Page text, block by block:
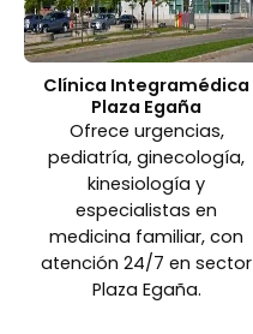
Clínica Integramédica
Plaza Egaña
Ofrece urgencias,
pediatría, ginecología,
kinesiología y
especialistas en
medicina familiar, con
atención 24/7 en sector
Plaza Egaña.